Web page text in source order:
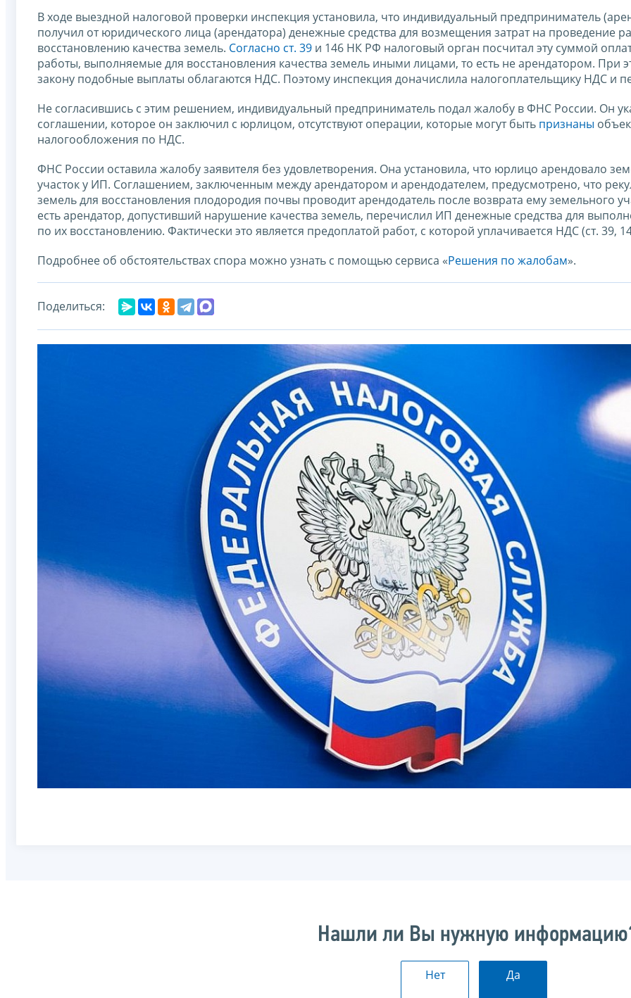
В ходе выездной налоговой проверки инспекция установила, что индивидуальный предприниматель
получил от юридического лица (арендатора) денежные средства для возмещения затрат на проведение
восстановлению качества земель. Согласно ст. 39 и 146 НК РФ налоговый орган посчитал эту суммой
работы, выполняемые для восстановления качества земель иными лицами, то есть не арендатором. При
закону подобные выплаты облагаются НДС. Поэтому инспекция доначислила налогоплательщику НДС и
Не согласившись с этим решением, индивидуальный предприниматель подал жалобу в ФНС России. Он
соглашении, которое он заключил с юрлицом, отсутствуют операции, которые могут быть признаны
налогообложения по НДС.
ФНС России оставила жалобу заявителя без удовлетворения. Она установила, что юрлицо арендовало
участок у ИП. Соглашением, заключенным между арендатором и арендодателем, предусмотрено, что
земель для восстановления плодородия почвы проводит арендодатель после возврата ему земельного
есть арендатор, допустивший нарушение качества земель, перечислил ИП денежные средства для
по их восстановлению. Фактически это является предоплатой работ, с которой уплачивается НДС (ст. 39,
Подробнее об обстоятельствах спора можно узнать с помощью сервиса «Решения по жалобам».
Поделиться:
Нашли ли Вы нужную
Нет Да